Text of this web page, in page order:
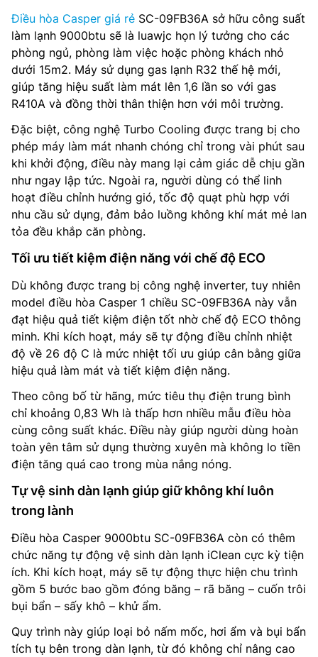
Điều hòa Casper giá rẻ SC-09FB36A sở hữu công suất
làm lạnh 9000btu sẽ là luawjc họn lý tưởng cho các
phòng ngủ, phòng làm việc hoặc phòng khách nhỏ
dưới 15m2. Máy sử dụng gas lạnh R32 thế hệ mới,
giúp tăng hiệu suất làm mát lên 1,6 lần so với gas
R410A và đồng thời thân thiện hơn với môi trường.
Đặc biệt, công nghệ Turbo Cooling được trang bị cho
phép máy làm mát nhanh chóng chỉ trong vài phút sau
khi khởi động, điều này mang lại cảm giác dễ chịu gần
như ngay lập tức. Ngoài ra, người dùng có thể linh
hoạt điều chỉnh hướng gió, tốc độ quạt phù hợp với
nhu cầu sử dụng, đảm bảo luồng không khí mát mẻ lan
tỏa đều khắp căn phòng.
Tối ưu tiết kiệm điện năng với chế độ ECO
Dù không được trang bị công nghệ inverter, tuy nhiên
model điều hòa Casper 1 chiều SC-09FB36A này vẫn
đạt hiệu quả tiết kiệm điện tốt nhờ chế độ ECO thông
minh. Khi kích hoạt, máy sẽ tự động điều chỉnh nhiệt
độ về 26 độ C là mức nhiệt tối ưu giúp cân bằng giữa
hiệu quả làm mát và tiết kiệm điện năng.
Theo công bố từ hãng, mức tiêu thụ điện trung bình
chỉ khoảng 0,83 Wh là thấp hơn nhiều mẫu điều hòa
cùng công suất khác. Điều này giúp người dùng hoàn
toàn yên tâm sử dụng thường xuyên mà không lo tiền
điện tăng quá cao trong mùa nắng nóng.
Tự vệ sinh dàn lạnh giúp giữ không khí luôn
trong lành
Điều hòa Casper 9000btu SC-09FB36A còn có thêm
chức năng tự động vệ sinh dàn lạnh iClean cực kỳ tiện
ích. Khi kích hoạt, máy sẽ tự động thực hiện chu trình
gồm 5 bước bao gồm đóng băng – rã băng – cuốn trôi
bụi bẩn – sấy khô – khử ẩm.
Quy trình này giúp loại bỏ nấm mốc, hơi ẩm và bụi bẩn
tích tụ bên trong dàn lạnh, từ đó không chỉ nâng cao